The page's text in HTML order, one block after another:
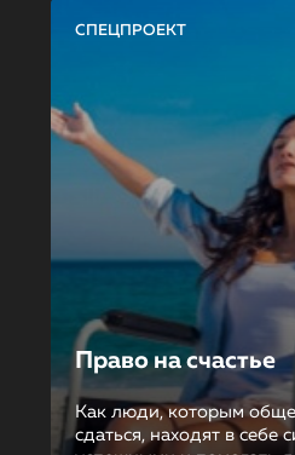
СПЕЦПРОЕКТ
Право на счастье
Как люди, которым
сдаться, находят в себе